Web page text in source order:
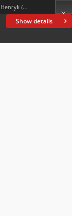
Show details
Sienkiewicz, Henryk (1846-1916)